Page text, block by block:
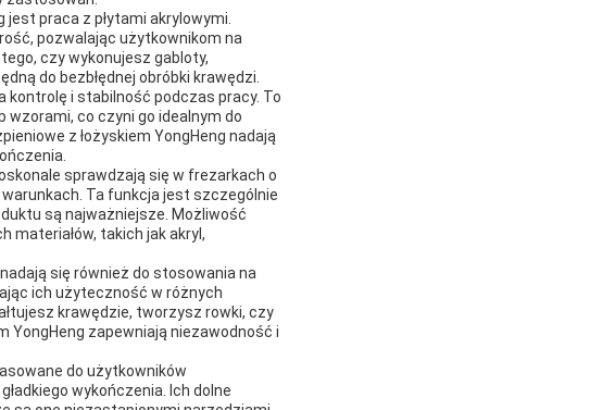
praca z płytami akrylowymi.
pozwalając użytkownikom na
czy wykonujesz gabloty,
do bezbłędnej obróbki krawędzi.
kontrolę i stabilność podczas pracy. To
wzorami, co czyni go idealnym do
z łożyskiem YongHeng nadają
sprawdzają się w frezarkach o
Ta funkcja jest szczególnie
są najważniejsze. Możliwość
materiałów, takich jak akryl,
się również do stosowania na
ich użyteczność w różnych
krawędzie, tworzysz rowki, czy
YongHeng zapewniają niezawodność i
do użytkowników
wykończenia. Ich dolne